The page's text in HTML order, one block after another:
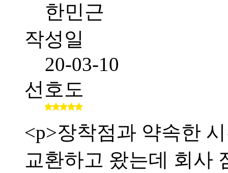
한민근
작성일
20-03-10
선호도
<p>장착점과 약속한
교환하고 왔는데 회사